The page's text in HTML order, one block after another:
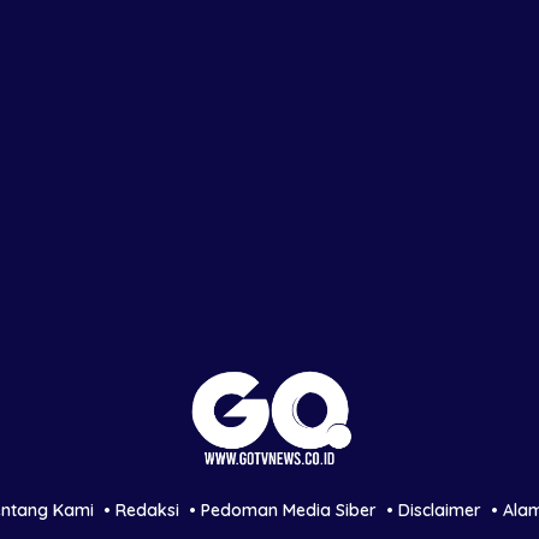
Kami Redaksi Pedoman Media Siber Disclaimer